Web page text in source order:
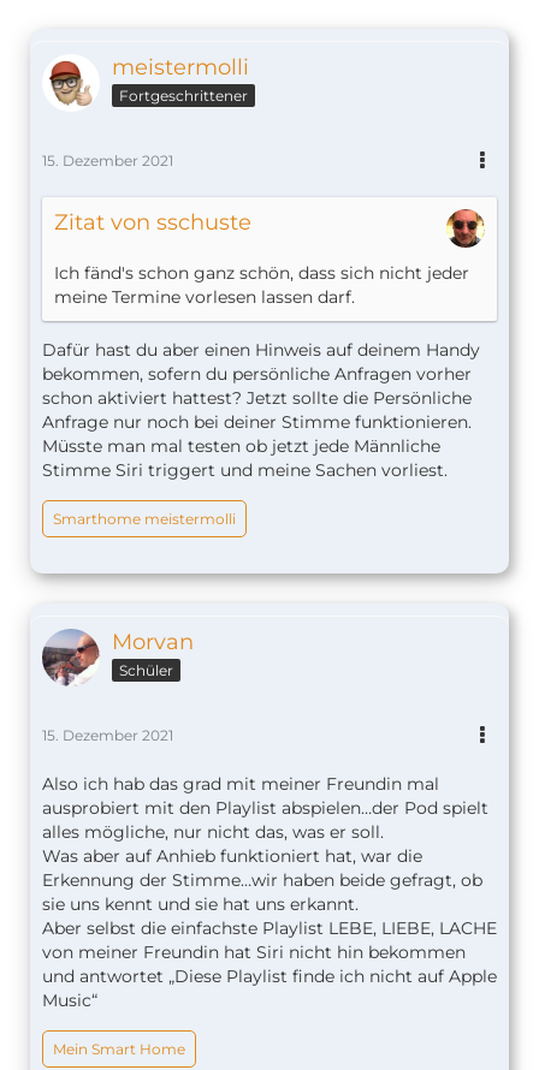
meistermolli
Fortgeschrittener
15. Dezember 2021
Zitat von sschuste
Ich fänd's schon ganz schön, dass sich nicht jeder
meine Termine vorlesen lassen darf.
Dafür hast du aber einen Hinweis auf deinem Handy
bekommen, sofern du persönliche Anfragen vorher
schon aktiviert hattest? Jetzt sollte die Persönliche
Anfrage nur noch bei deiner Stimme funktionieren.
Müsste man mal testen ob jetzt jede Männliche
Stimme Siri triggert und meine Sachen vorliest.
Smarthome meistermolli
Morvan
Schüler
15. Dezember 2021
Also ich hab das grad mit meiner Freundin mal
ausprobiert mit den Playlist abspielen…der Pod spielt
alles mögliche, nur nicht das, was er soll.
Was aber auf Anhieb funktioniert hat, war die
Erkennung der Stimme…wir haben beide gefragt, ob
sie uns kennt und sie hat uns erkannt.
Aber selbst die einfachste Playlist LEBE, LIEBE, LACHE
von meiner Freundin hat Siri nicht hin bekommen
und antwortet „Diese Playlist finde ich nicht auf Apple
Music“
Mein Smart Home